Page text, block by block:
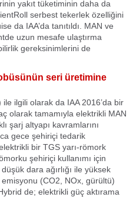
yakıt tüketiminin daha da
serbest tekerlek özelliğini
da IAA’da tanıtıldı. MAN ve
uzun mesafe ulaştırma
gereksinimlerini de
seri üretimine
ilgili olarak da IAA 2016’da bir
olarak tamamıyla elektrikli MAN
şarj altyapı kavramlarını
gece şehiriçi tedarik
bir TGS yarı-römork
şehiriçi kullanımı için
dara ağırlığı ile yüksek
(CO2, NOx, gürültü)
de; elektrikli güç aktırama